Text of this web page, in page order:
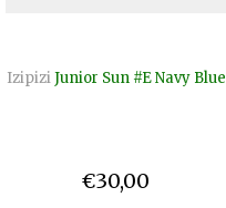
Izipizi Junior Sun #E Navy Blue
€30,00